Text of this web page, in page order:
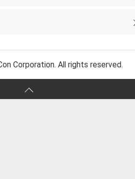
Corporation. All rights reserved.